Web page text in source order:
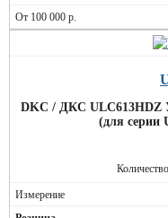
DKC / ДКС ULC613HDZ
(для серии